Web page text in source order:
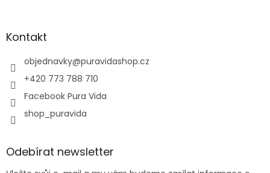
Kontakt
objednavky@puravidashop.cz
+420 773 788 710
Facebook Pura Vida
shop_puravida
Odebírat newsletter